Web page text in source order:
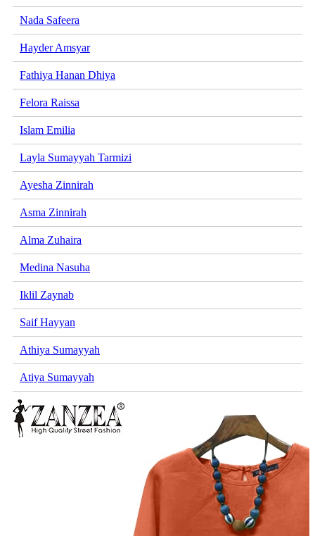
Nada Safeera
Hayder Amsyar
Fathiya Hanan Dhiya
Felora Raissa
Islam Emilia
Layla Sumayyah Tarmizi
Ayesha Zinnirah
Asma Zinnirah
Alma Zuhaira
Medina Nasuha
Iklil Zaynab
Saif Hayyan
Athiya Sumayyah
Atiya Sumayyah